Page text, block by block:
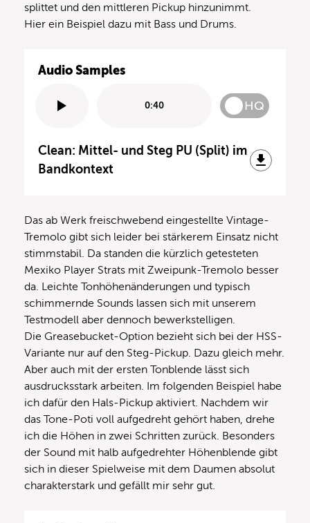
splittet und den mittleren Pickup hinzunimmt.
Hier ein Beispiel dazu mit Bass und Drums.
Audio Samples
0:40 HQ
Clean: Mittel- und Steg PU (Split) im
Bandkontext
Das ab Werk freischwebend eingestellte Vintage-
Tremolo gibt sich leider bei stärkerem Einsatz nicht
stimmstabil. Da standen die kürzlich getesteten
Mexiko Player Strats mit Zweipunk-Tremolo besser
da. Leichte Tonhöhenänderungen und typisch
schimmernde Sounds lassen sich mit unserem
Testmodell aber dennoch bewerkstelligen.
Die Greasebucket-Option bezieht sich bei der HSS-
Variante nur auf den Steg-Pickup. Dazu gleich mehr.
Aber auch mit der ersten Tonblende lässt sich
ausdrucksstark arbeiten. Im folgenden Beispiel habe
ich dafür den Hals-Pickup aktiviert. Nachdem wir
das Tone-Poti voll aufgedreht gehört haben, drehe
ich die Höhen in zwei Schritten zurück. Besonders
der Sound mit halb aufgedrehter Höhenblende gibt
sich in dieser Spielweise mit dem Daumen absolut
charakterstark und gefällt mir sehr gut.